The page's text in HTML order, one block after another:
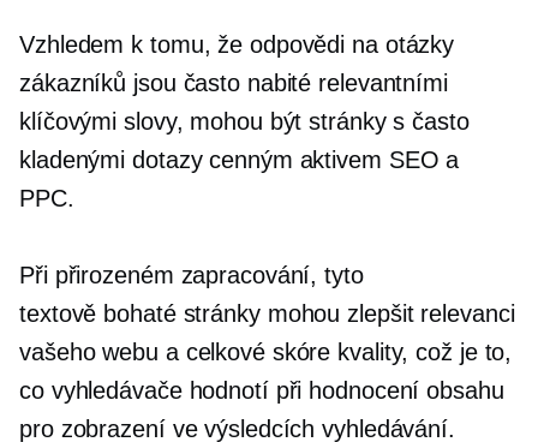
Vzhledem k tomu, že odpovědi na otázky
zákazníků jsou často nabité relevantními
klíčovými slovy, mohou být stránky s často
kladenými dotazy cenným aktivem SEO a
PPC.
Při přirozeném zapracování, tyto
textově bohatéstránky mohou zlepšit relevanci
vašeho webu a celkové skóre kvality, což je to,
co vyhledávače hodnotí při hodnocení obsahu
pro zobrazení ve výsledcích vyhledávání.